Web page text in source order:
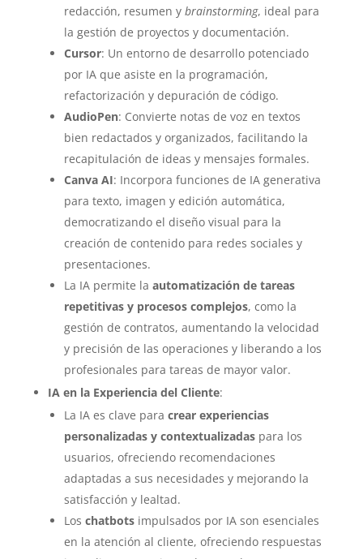
redacción, resumen y brainstorming, ideal para
la gestión de proyectos y documentación.
Cursor: Un entorno de desarrollo potenciado
por IA que asiste en la programación,
refactorización y depuración de código.
AudioPen: Convierte notas de voz en textos
bien redactados y organizados, facilitando la
recapitulación de ideas y mensajes formales.
Canva AI: Incorpora funciones de IA generativa
para texto, imagen y edición automática,
democratizando el diseño visual para la
creación de contenido para redes sociales y
presentaciones.
La IA permite la automatización de tareas
repetitivas y procesos complejos, como la
gestión de contratos, aumentando la velocidad
y precisión de las operaciones y liberando a los
profesionales para tareas de mayor valor.
IA en la Experiencia del Cliente:
La IA es clave para crear experiencias
personalizadas y contextualizadaspara los
usuarios, ofreciendo recomendaciones
adaptadas a sus necesidades y mejorando la
satisfacción y lealtad.
Los chatbotsimpulsados por IA son esenciales
en la atención al cliente, ofreciendo respuestas